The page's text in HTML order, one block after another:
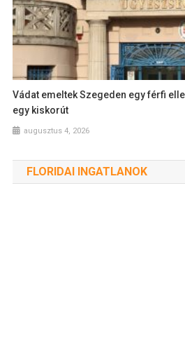
Vádat emeltek Szegeden egy férfi
egy kiskorút
augusztus 4, 2026
FLORIDAI INGATLANOK